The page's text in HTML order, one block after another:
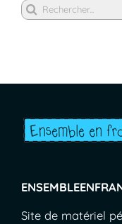
Rechercher
Site de matériel